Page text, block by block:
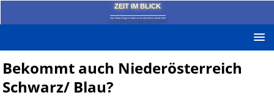
ZEIT IM BLICK
Das News-Blog mit dem kritischen Blick auf die Zeit!
Bekommt auch Niederösterreich
Schwarz/ Blau?